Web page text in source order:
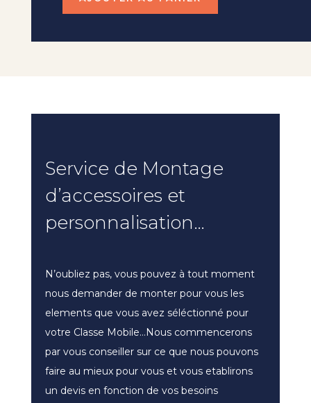
Service de Montage
d’accessoires et
personnalisation…
N’oubliez pas, vous pouvez à tout moment
nous demander de monter pour vous les
elements que vous avez séléctionné pour
votre Classe Mobile…Nous commencerons
par vous conseiller sur ce que nous pouvons
faire au mieux pour vous et vous etablirons
un devis en fonction de vos besoins